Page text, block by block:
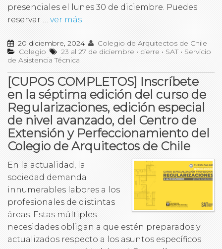
presenciales el lunes 30 de diciembre. Puedes
reservar … ver más
20 diciembre, 2024
Colegio de Arquitectos de Chile
Colegio
23 al 27 de diciembre • cierre • SAT• Servicio
de Asistencia Técnica
[CUPOS COMPLETOS] Inscríbete
en la séptima edición del curso de
Regularizaciones, edición especial
de nivel avanzado, del Centro de
Extensión y Perfeccionamiento del
Colegio de Arquitectos de Chile
En la actualidad, la
sociedad demanda
innumerables labores a los
profesionales de distintas
áreas. Estas múltiples
necesidades obligan a que estén preparados y
actualizados respecto a los asuntos específicos